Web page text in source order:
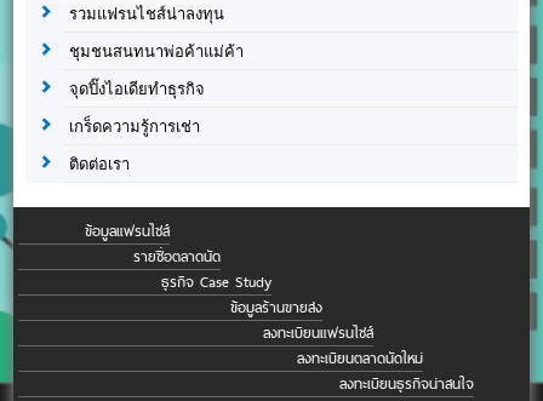
รวมแฟรนไชส์น่าลงทุน
ชุมชนสนทนาพ่อค้าแม่ค้า
จุดปิ๊งไอเดียทำธุรกิจ
เกร็ดความรู้การเช่า
ติดต่อเรา
ข้อมูลแฟรนไชส์
รายชื่อตลาดนัด
ธุรกิจ Case Study
ข้อมูลร้านขายส่ง
ลงทะเบียนแฟรนไชส์
ลงทะเบียนตลาดนัดใหม่
ลงทะเบียนธุรกิจน่าสนใจ